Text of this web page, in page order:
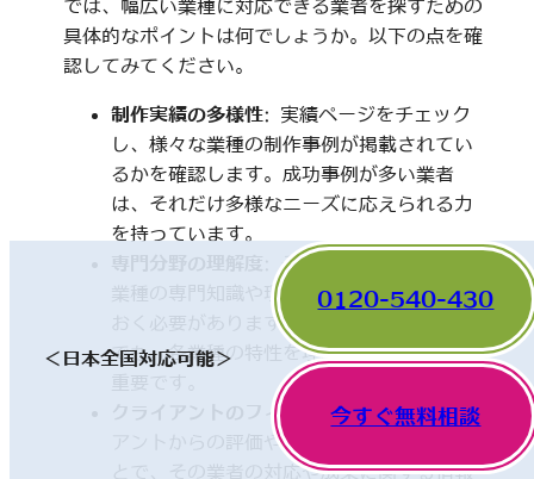
では、幅広い業種に対応できる業者を探すための
具体的なポイントは何でしょうか。以下の点を確
認してみてください。
制作実績の多様性: 実績ページをチェック
し、様々な業種の制作事例が掲載されてい
るかを確認します。成功事例が多い業者
は、それだけ多様なニーズに応えられる力
を持っています。
: その業者が関わってきた
業種の専門知識や理解度についても触れて
おく必要があります。一見、異なった分野
でも、各業種の特性を理解していることが
クライアントのフィードバック: 他のクライ
アントからの評価やレビューを確認するこ
とで、その業者の対応や成果に関する情報
＜日本全国対応可能＞
0120-540-430
今すぐ無料相談